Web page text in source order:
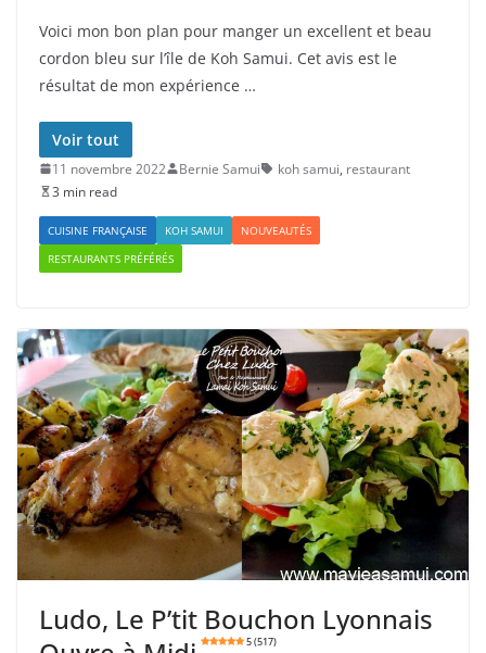
Voici mon bon plan pour manger un excellent et beau
cordon bleu sur l’île de Koh Samui. Cet avis est le
résultat de mon expérience …
Voir tout
11 novembre 2022 Bernie Samui koh samui, restaurant
3 min read
CUISINE FRANÇAISE KOH SAMUI
NOUVEAUTÉS
RESTAURANTS PRÉFÉRÉS
Ludo, Le P’tit Bouchon Lyonnais
5 (517)